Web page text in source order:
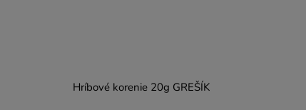
Hríbové korenie 20g GREŠÍK